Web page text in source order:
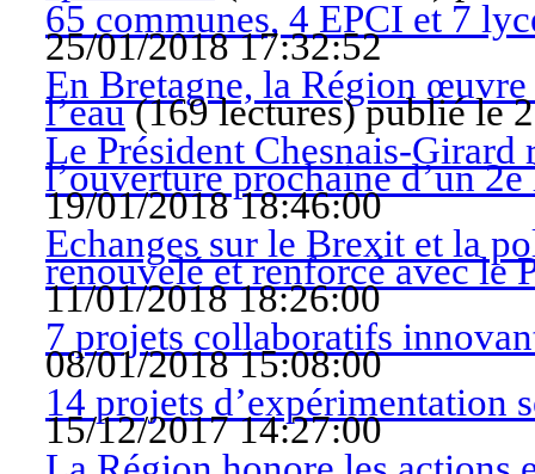
65 communes, 4 EPCI et 7
25/01/2018 17:32:52
En Bretagne, la Région
l’eau(169 lectures)publié le
Le Président Chesnais-
l’ouverture prochaine d’un 2e
19/01/2018 18:46:00
Echanges sur le Brexit et la
renouvelé et renforcé avec le
11/01/2018 18:26:00
7 projets collaboratifs
08/01/2018 15:08:00
14 projets d’expérimentation
15/12/2017 14:27:00